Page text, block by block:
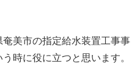
美市の指定給水装置工事事
時に役に立つと思います。